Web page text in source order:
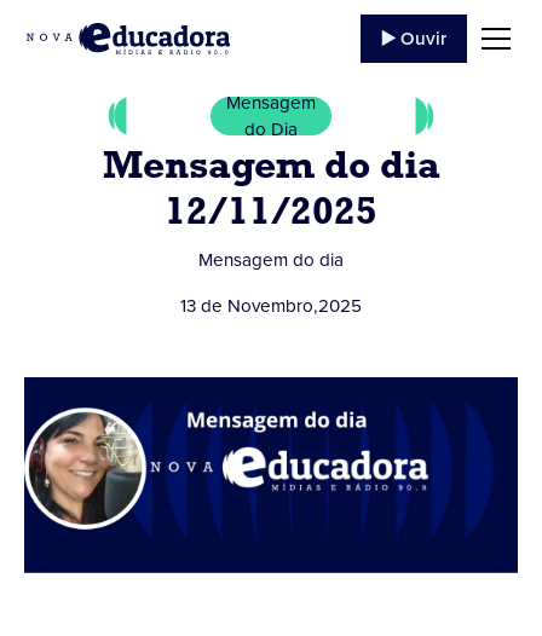
▶️ Ouvir
Mensagem
do Dia
Mensagem do dia
12/11/2025
Mensagem do dia
13 de Novembro,2025